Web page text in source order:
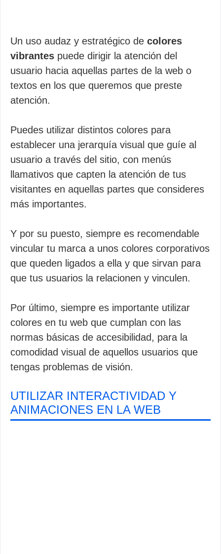
Un uso audaz y estratégico de colores
vibrantes puede dirigir la atención del
usuario hacia aquellas partes de la web o
textos en los que queremos que preste
atención.
Puedes utilizar distintos colores para
establecer una jerarquía visual que guíe al
usuario a través del sitio, con menús
llamativos que capten la atención de tus
visitantes en aquellas partes que consideres
más importantes.
Y por su puesto, siempre es recomendable
vincular tu marca a unos colores corporativos
que queden ligados a ella y que sirvan para
que tus usuarios la relacionen y vinculen.
Por último, siempre es importante utilizar
colores en tu web que cumplan con las
normas básicas de accesibilidad, para la
comodidad visual de aquellos usuarios que
tengas problemas de visión.
UTILIZAR INTERACTIVIDAD Y
ANIMACIONES EN LA WEB